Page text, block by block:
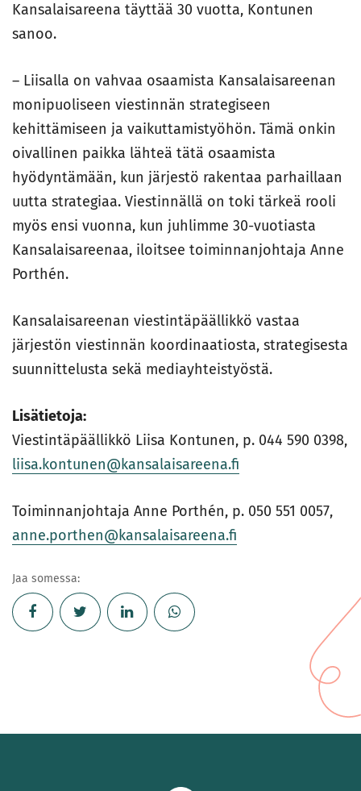
Kansalaisareena täyttää 30 vuotta, Kontunen
sanoo.
– Liisalla on vahvaa osaamista Kansalaisareenan
monipuoliseen viestinnän strategiseen
kehittämiseen ja vaikuttamistyöhön. Tämä onkin
oivallinen paikka lähteä tätä osaamista
hyödyntämään, kun järjestö rakentaa parhaillaan
uutta strategiaa. Viestinnällä on toki tärkeä rooli
myös ensi vuonna, kun juhlimme 30-vuotiasta
Kansalaisareenaa, iloitsee toiminnanjohtaja Anne
Porthén.
Kansalaisareenan viestintäpäällikkö vastaa
järjestön viestinnän koordinaatiosta, strategisesta
suunnittelusta sekä mediayhteistyöstä.
Lisätietoja:
Viestintäpäällikkö Liisa Kontunen, p. 044 590 0398,
liisa.kontunen@kansalaisareena.fi
Toiminnanjohtaja Anne Porthén, p. 050 551 0057,
anne.porthen@kansalaisareena.fi
Jaa somessa: